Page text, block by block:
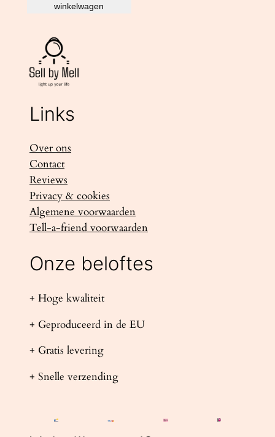
winkelwagen
Links
Over ons
Contact
Reviews
Privacy & cookies
Algemene voorwaarden
Tell-a-friend voorwaarden
Onze beloftes
+ Hoge kwaliteit
+ Geproduceerd in de EU
+ Gratis levering
+ Snelle verzending